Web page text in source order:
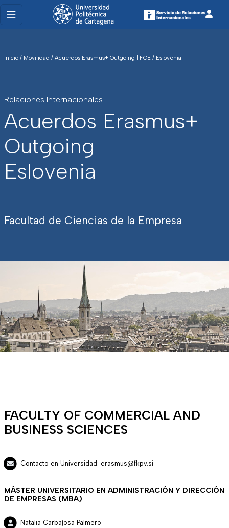
Inicio / Movilidad / Acuerdos Erasmus+ Outgoing | FCE / Eslovenia
Relaciones Internacionales
Acuerdos Erasmus+
Outgoing
Eslovenia
Facultad de Ciencias de la Empresa
FACULTY OF COMMERCIAL AND
BUSINESS SCIENCES
Contacto en Universidad: erasmus@fkpv.si
MÁSTER UNIVERSITARIO EN ADMINISTRACIÓN Y DIRECCIÓN
DE EMPRESAS (MBA)
Natalia Carbajosa Palmero